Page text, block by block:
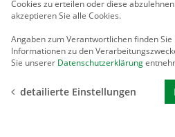
Regenwasser sammeln
Rosenbögen / Obelisken
Schädlings-Abwehr
Solar-Artikel
Cookies zu erteilen oder diese
akzeptieren Sie alle Cookies.
Angaben zum Verantwortlichen finden Sie
Informationen zu den
Sie unserer Datenschutzerklärung
detailierte Einstellungen